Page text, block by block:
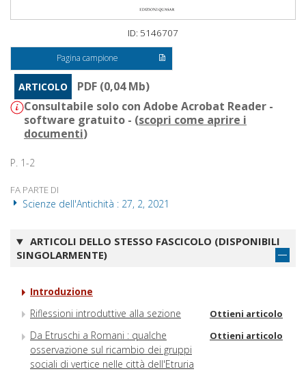
ID: 5146707
Pagina campione
ARTICOLO
PDF (0,04 Mb)
Consultabile solo con Adobe Acrobat Reader -
software gratuito - (scopri come aprire i
documenti)
P. 1-2
FA PARTE DI
Scienze dell'Antichità : 27, 2, 2021
ARTICOLI DELLO STESSO FASCICOLO (DISPONIBILI
SINGOLARMENTE)
Introduzione
Riflessioni introduttive alla sezione
Ottieni articolo
Da Etruschi a Romani : qualche
osservazione sul ricambio dei gruppi
sociali di vertice nelle città dell'Etruria
Ottieni articolo